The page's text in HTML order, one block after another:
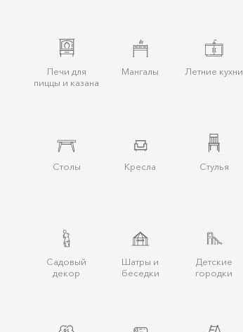
Печи для
пиццы и казана
Мангалы Летние кухни
Столы Кресла Стулья
Cадовый
декор
Шатры и
беcедки
Детские
городки